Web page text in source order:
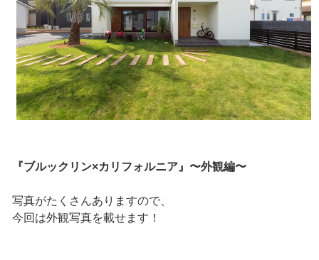
『ブルックリン×カリフォルニア』〜外観編〜
写真がたくさんありますので、
今回は外観写真を載せます！